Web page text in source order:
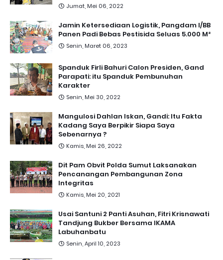
Jumat, Mei 06, 2022
Jamin Ketersediaan Logistik, Pangdam I/BB
Panen Padi Bebas Pestisida Seluas 5.000 M²
Senin, Maret 06, 2023
Spanduk Firli Bahuri Calon Presiden, Gand
Parapati: itu Spanduk Pembunuhan
Karakter
Senin, Mei 30, 2022
Mangulosi Dahlan Iskan, Gandi: Itu Fakta
Kadang Saya Berpikir Siapa Saya
Sebenarnya ?
Kamis, Mei 26, 2022
Dit Pam Obvit Polda Sumut Laksanakan
Pencanangan Pembangunan Zona
Integritas
Kamis, Mei 20, 2021
Usai Santuni 2 Panti Asuhan, Fitri Krisnawati
Tandjung Bukber Bersama IKAMA
Labuhanbatu
Senin, April 10, 2023